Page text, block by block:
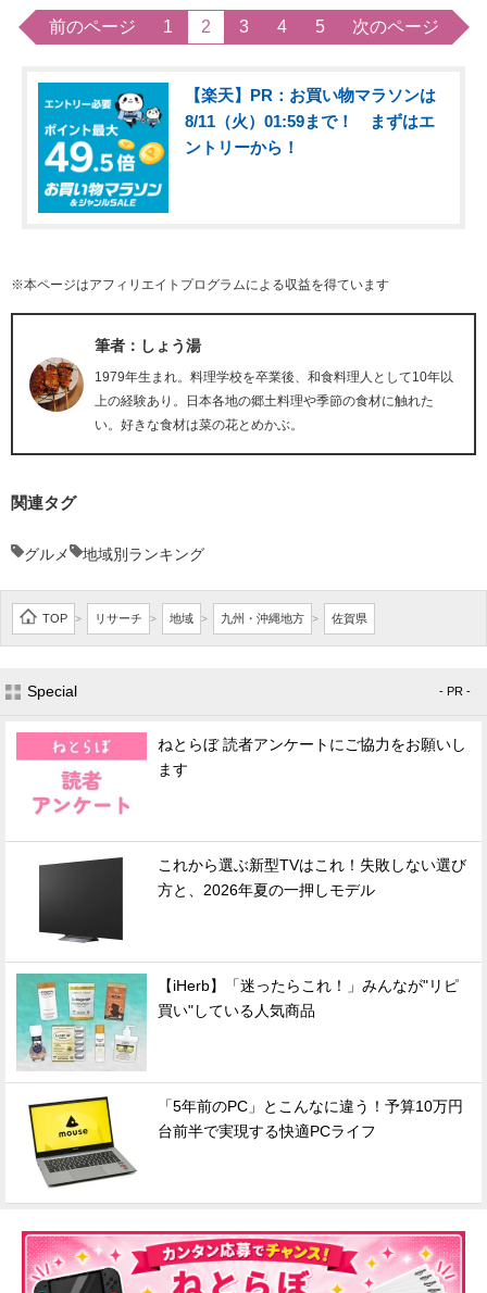
前のページ 1 2 3 4 5 次のページ
【楽天】PR：お買い物マラソンは
8/11（火）01:59まで！ まずはエ
ントリーから！
※本ページはアフィリエイトプログラムによる収益を得ています
筆者：しょう湯
1979年生まれ。料理学校を卒業後、和食料理人として10年以
上の経験あり。日本各地の郷土料理や季節の食材に触れた
い。好きな食材は菜の花とめかぶ。
関連タグ
グルメ 地域別ランキング
TOP > リサーチ > 地域 > 九州・沖縄地方 > 佐賀県
Special - PR -
ねとらぼ 読者アンケートにご協力をお願いし
ます
これから選ぶ新型TVはこれ！失敗しない選び
方と、2026年夏の一押しモデル
【iHerb】「迷ったらこれ！」みんなが"リピ
買い"している人気商品
「5年前のPC」とこんなに違う！予算10万円
台前半で実現する快適PCライフ